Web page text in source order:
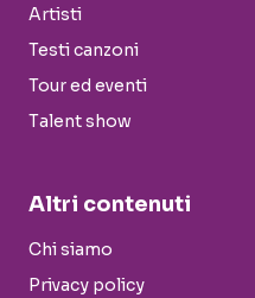
Artisti
Testi canzoni
Tour ed eventi
Talent show
Altri contenuti
Chi siamo
Privacy policy